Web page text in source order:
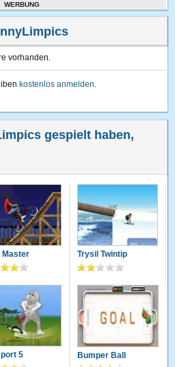
WERBUNG
vorhanden.
kostenlos anmelden.
gespielt haben,
Master Trysil Twintip
5 Bumper Ball